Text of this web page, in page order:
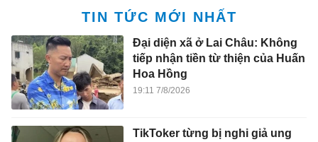
TIN TỨC MỚI NHẤT
Đại diện xã ở Lai Châu: Không
tiếp nhận tiền từ thiện của Huấn
Hoa Hồng
19:11 7/8/2026
TikToker từng bị nghi giả ung